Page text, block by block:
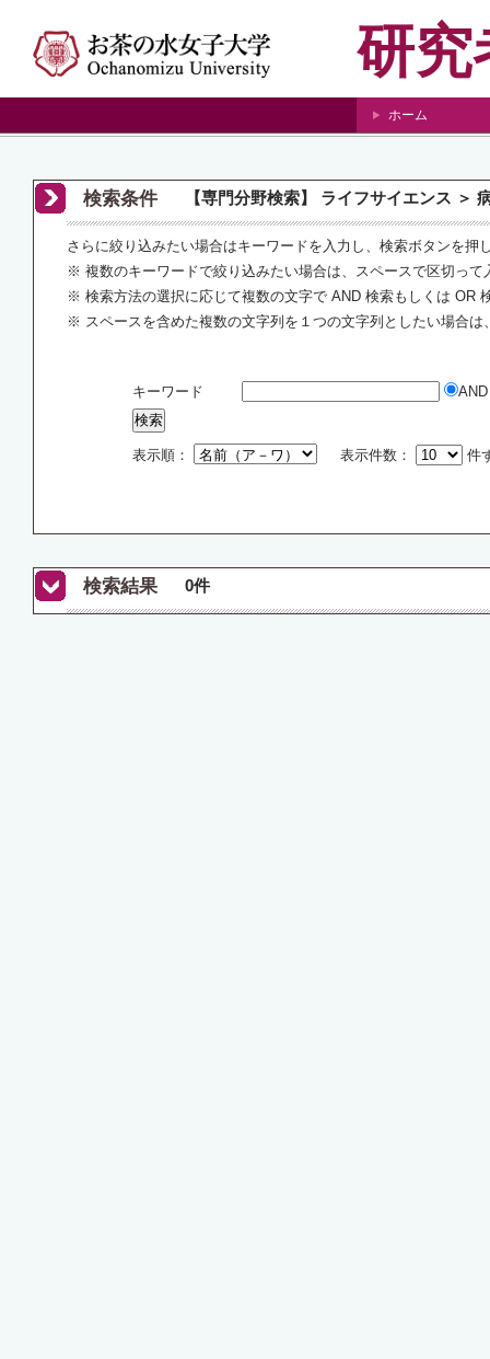
研究
ホーム
検索条件 【専門分野検索】 ライフサイエンス ＞
さらに絞り込みたい場合はキーワードを入力し、検索ボタンを
※ 複数のキーワードで絞り込みたい場合は、スペースで区切って
※ 検索方法の選択に応じて複数の文字で AND 検索もしくは OR
※ スペースを含めた複数の文字列を１つの文字列としたい場合
キーワード
表示順： 表示件数： 件
検索結果 0件